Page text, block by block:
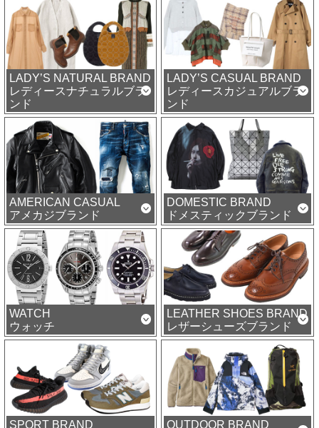
LADY’S NATURAL BRAND
レディースナチュラルブラ
ンド
LADY’S CASUAL BRAND
レディースカジュアルブラ
ンド
AMERICAN CASUAL
アメカジブランド
DOMESTIC BRAND
ドメスティックブランド
WATCH
ウォッチ
LEATHER SHOES BRAND
レザーシューズブランド
SPORT BRAND OUTDOOR BRAND